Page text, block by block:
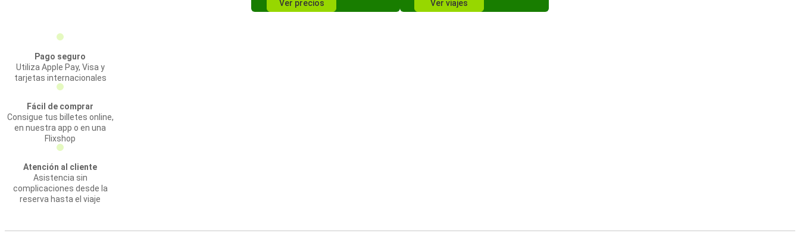
Ver precios Ver viajes
Pago seguro
Utiliza Apple Pay, Visa y
tarjetas internacionales
Fácil de comprar
Consigue tus billetes online,
en nuestra app o en una
Flixshop
Atención al cliente
Asistencia sin
complicaciones desde la
reserva hasta el viaje